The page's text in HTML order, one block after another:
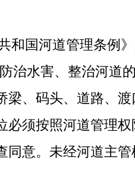
和国河道管理条例
治水害、整治河道
梁、码头、道路、
必须按照河道管理
同意。未经河道主